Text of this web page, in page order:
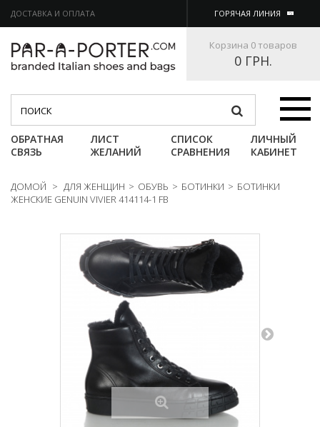
ДОСТАВКА И ОПЛАТА ГОРЯЧАЯ ЛИНИЯ
Корзина 0 товаров
0 ГРН.
Категории
ОБРАТНАЯ
СВЯЗЬ
ЛИСТ
ЖЕЛАНИЙ
СПИСОК
СРАВНЕНИЯ
ЛИЧНЫЙ
КАБИНЕТ
ДОМОЙ > ДЛЯ ЖЕНЩИН > ОБУВЬ > БОТИНКИ > БОТИНКИ
ЖЕНСКИЕ GENUIN VIVIER 414114-1 FB